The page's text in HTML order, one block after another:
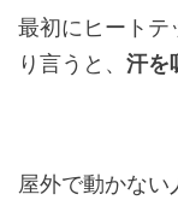
最初にヒートテ
り言うと、 汗を
屋外で動かない